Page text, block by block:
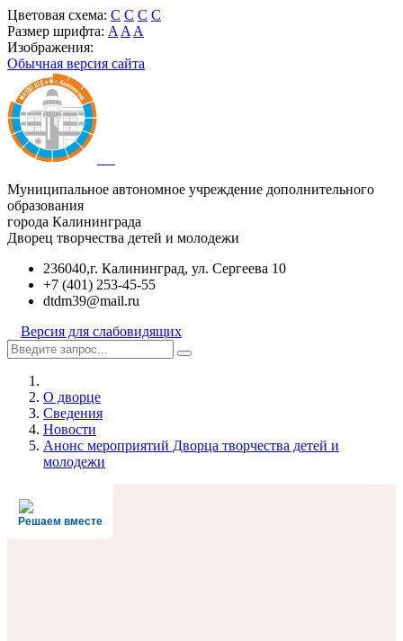
Цветовая схема: C C C C
Размер шрифта: A A A
Изображения:
Обычная версия сайта
Муниципальное автономное учреждение дополнительного
образования
города Калининграда
Дворец творчества детей и молодежи
236040,г. Калининград, ул. Сергеева 10
+7 (401) 253-45-55
dtdm39@mail.ru
Версия для слабовидящих
О дворце
Сведения
Новости
Анонс мероприятий Дворца творчества детей и
молодежи
Решаем вместе